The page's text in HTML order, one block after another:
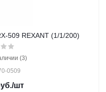
509 REXANT (1/1/200)
(3)
0509
/шт